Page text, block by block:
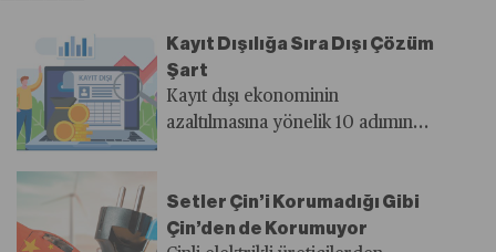
dönüştürmesi çok daha değerli.
Kayıt Dışılığa Sıra Dışı Çözüm
Şart
Kayıt dışı ekonominin
azaltılmasına yönelik 10 adımın
yeniden gündemde. Türkiye’de
kayıt dışı ekonominin milli gelire
Setler Çin’i Korumadığı Gibi
Çin’den de Korumuyor